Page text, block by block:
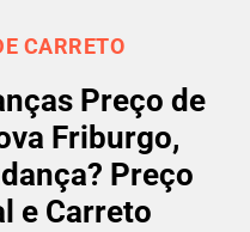
CARRETO
Preço de
Friburgo,
Preço
e Carreto